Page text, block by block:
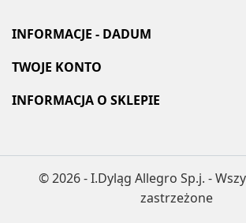
INFORMACJE - DADUM
TWOJE KONTO
INFORMACJA O SKLEPIE
© 2026 - I.Dyląg Allegro Sp.j. -
zastrzeżone